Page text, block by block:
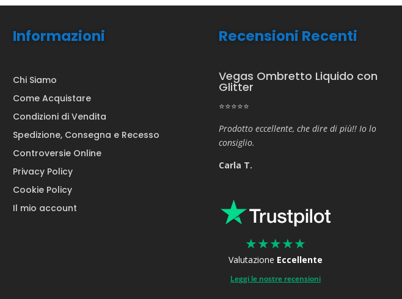
Informazioni
Chi Siamo
Come Acquistare
Condizioni di Vendita
Spedizione, Consegna e Recesso
Controversie Online
Privacy Policy
Cookie Policy
Il mio account
Recensioni Recenti
Vegas Ombretto Liquido con
Glitter
⭐⭐⭐⭐⭐
Prodotto eccellente, che dire di più!! Io lo
consiglio.
Carla T.
★★★★★
Valutazione Eccellente
Leggi le nostre recensioni